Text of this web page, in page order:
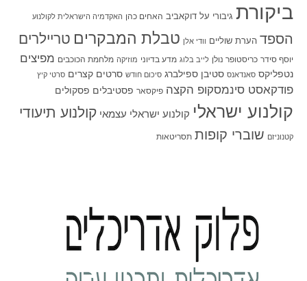
ביקורת גיבורי על דוקאביב האחים כהן האקדמיה הישראלית לקולנוע
הספד הערת שוליים וודי אלן טבלת המבקרים טריילרים
יוסף סידר כריסטופר נולן לייב בלוג מדע בדיוני מוזיקה מלחמת הכוכבים מפיצים
נטפליקס סאנדאנס סטיבן ספילברג סיכום חודש סרטים קצרים סרטי קיץ
פודקאסט סינמסקופ הקצה פיקסאר פסטיבלים פסקולים
קולנוע ישראלי קולנוע ישראלי עצמאי קולנוע תיעודי
קטנוניזם שוברי קופות תסריטאות